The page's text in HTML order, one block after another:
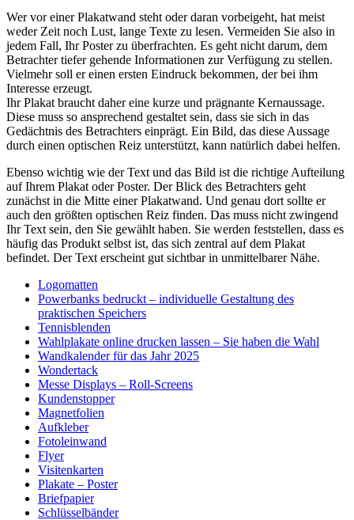
Wer vor einer Plakatwand steht oder daran vorbeigeht, hat meist
weder Zeit noch Lust, lange Texte zu lesen. Vermeiden Sie also in
jedem Fall, Ihr Poster zu überfrachten. Es geht nicht darum, dem
Betrachter tiefer gehende Informationen zur Verfügung zu stellen.
Vielmehr soll er einen ersten Eindruck bekommen, der bei ihm
Interesse erzeugt.
Ihr Plakat braucht daher eine kurze und prägnante Kernaussage.
Diese muss so ansprechend gestaltet sein, dass sie sich in das
Gedächtnis des Betrachters einprägt. Ein Bild, das diese Aussage
durch einen optischen Reiz unterstützt, kann natürlich dabei helfen.
Ebenso wichtig wie der Text und das Bild ist die richtige Aufteilung
auf Ihrem Plakat oder Poster. Der Blick des Betrachters geht
zunächst in die Mitte einer Plakatwand. Und genau dort sollte er
auch den größten optischen Reiz finden. Das muss nicht zwingend
Ihr Text sein, den Sie gewählt haben. Sie werden feststellen, dass es
häufig das Produkt selbst ist, das sich zentral auf dem Plakat
befindet. Der Text erscheint gut sichtbar in unmittelbarer Nähe.
Logomatten
Powerbanks bedruckt – individuelle Gestaltung des
praktischen Speichers
Tennisblenden
Wahlplakate online drucken lassen – Sie haben die Wahl
Wandkalender für das Jahr 2025
Wondertack
Messe Displays – Roll-Screens
Kundenstopper
Magnetfolien
Aufkleber
Fotoleinwand
Flyer
Visitenkarten
Plakate – Poster
Briefpapier
Schlüsselbänder